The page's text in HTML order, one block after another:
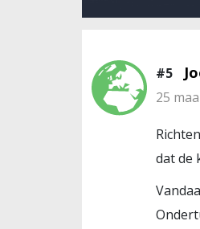
#5
25
dat de